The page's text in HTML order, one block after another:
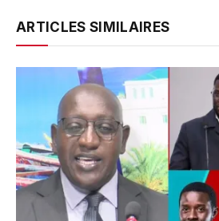
ARTICLES SIMILAIRES